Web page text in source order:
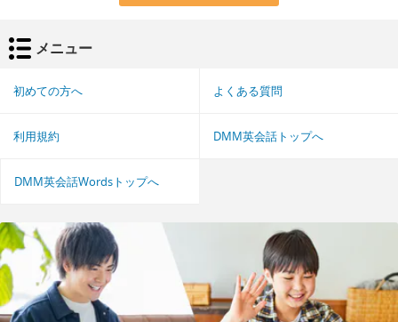
メニュー
初めての方へ よくある質問
利用規約 DMM英会話トップへ
DMM英会話Wordsトップへ